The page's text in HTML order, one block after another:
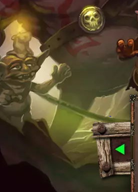
Strategy Game online